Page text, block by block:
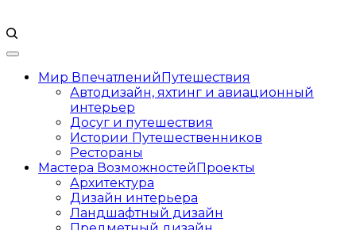
Мир ВпечатленийПутешествия
Автодизайн, яхтинг и авиационный
интерьер
Досуг и путешествия
Истории Путешественников
Рестораны
Мастера ВозможностейПроекты
Архитектура
Дизайн интерьера
Ландшафтный дизайн